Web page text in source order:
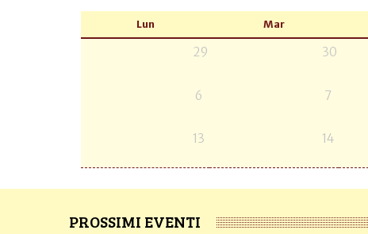
Lun Mar
29 30
6 7
13 14
PROSSIMI EVENTI